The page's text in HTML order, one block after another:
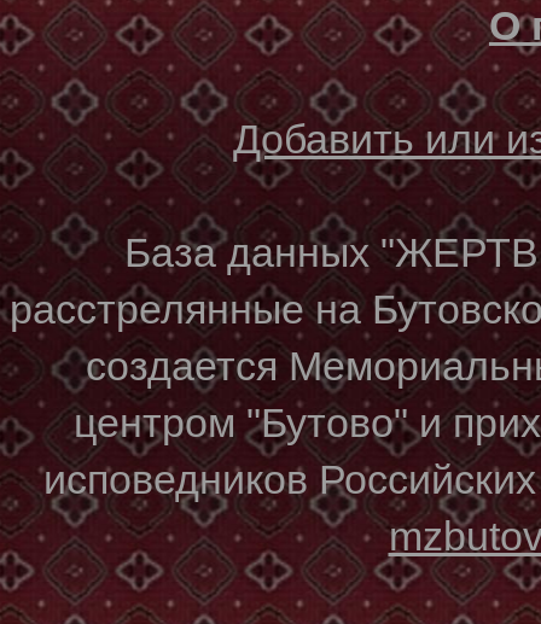
О
Добавить или
База данных
расстрелянные на
создается
центром "Бутово" и
исповедников